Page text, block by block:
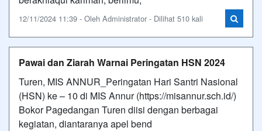
12/11/2024 11:39 - Oleh Administrator - Dilihat 510 kali
Pawai dan Ziarah Warnai Peringatan HSN 2024
Turen, MIS ANNUR_Peringatan Hari Santri Nasional
(HSN) ke – 10 di MIS Annur (https://misannur.sch.id/)
Bokor Pagedangan Turen diisi dengan berbagai
kegiatan, diantaranya apel bend